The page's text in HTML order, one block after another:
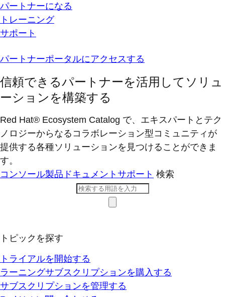
パートナーになる
トレーニング
サポート
パートナーポータルにアクセスする
信頼できるパートナーを活用してソリュ
ーションを構築する
Red Hat® Ecosystem Catalog で、エキスパートとテク
ノロジーからなるコラボレーション型コミ​ュニティが
提供する各種ソリューションを見つけることができま
す。
コンソール製品ドキュメント サポート 検索
トピックを探す
トライアルを開始する
ラーニングサブスクリプションを購入する
サブスクリプションを管理する